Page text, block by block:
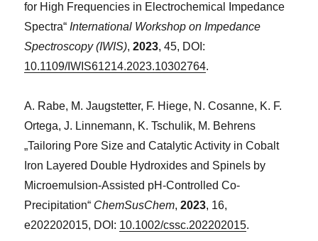
for High Frequencies in Electrochemical Impedance
Spectra“ International Workshop on Impedance
Spectroscopy (IWIS),2023, 45, DOI:
10.1109/IWIS61214.2023.10302764.
A. Rabe, M. Jaugstetter, F. Hiege, N. Cosanne, K. F.
Ortega, J. Linnemann, K. Tschulik, M. Behrens
„Tailoring Pore Size and Catalytic Activity in Cobalt
Iron Layered Double Hydroxides and Spinels by
Microemulsion-Assisted pH-Controlled Co-
Precipitation“ ChemSusChem,2023, 16,
e202202015, DOI: 10.1002/cssc.202202015.